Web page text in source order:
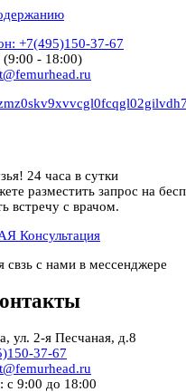
+7(495)150-37-67
- 18:00)
24 часа в сутки
разместить запрос на
встречу с врачом.
Консультация
свзь с нами в мессенджере
ул. 2-я Песчаная, д.8
37-67
с 9:00 до 18:00